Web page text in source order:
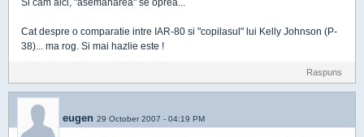
Si cam aici, "asemanarea" se oprea...
Cat despre o comparatie intre IAR-80 si "copilasul" lui Kelly Johnson (P-
38)... ma rog. Si mai hazlie este !
Raspuns
eugen 29 October 2007 - 04:19 PM